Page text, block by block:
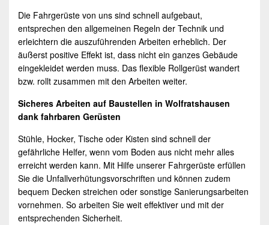
Die Fahrgerüste von uns sind schnell aufgebaut,
entsprechen den allgemeinen Regeln der Technik und
erleichtern die auszuführenden Arbeiten erheblich. Der
äußerst positive Effekt ist, dass nicht ein ganzes Gebäude
eingekleidet werden muss. Das flexible Rollgerüst wandert
bzw. rollt zusammen mit den Arbeiten weiter.
Sicheres Arbeiten auf Baustellen in Wolfratshausen
dank fahrbaren Gerüsten
Stühle, Hocker, Tische oder Kisten sind schnell der
gefährliche Helfer, wenn vom Boden aus nicht mehr alles
erreicht werden kann. Mit Hilfe unserer Fahrgerüste erfüllen
Sie die Unfallverhütungsvorschriften und können zudem
bequem Decken streichen oder sonstige Sanierungsarbeiten
vornehmen. So arbeiten Sie weit effektiver und mit der
entsprechenden Sicherheit.